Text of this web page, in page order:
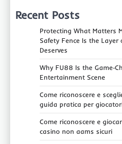
Recent Posts
Protecting What Matters
Safety Fence Is the
Deserves
Why FU88 Is the
Entertainment Scene
Come riconoscere e
guida pratica per
Come riconoscere e
casino non aams sicuri